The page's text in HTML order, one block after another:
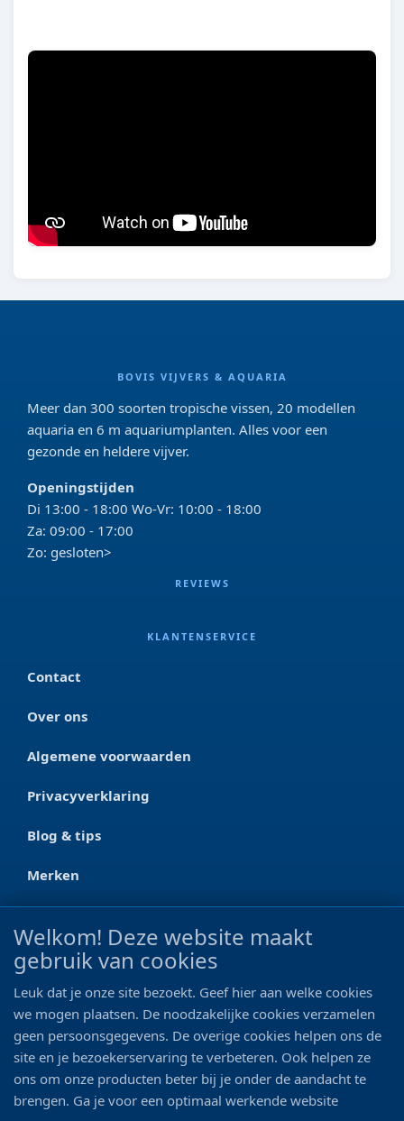
BOVIS VIJVERS & AQUARIA
Meer dan 300 soorten tropische vissen, 20 modellen
aquaria en 6 m aquariumplanten. Alles voor een
gezonde en heldere vijver.
Openingstijden
Di 13:00 - 18:00 Wo-Vr: 10:00 - 18:00
Za: 09:00 - 17:00
Zo: gesloten>
REVIEWS
KLANTENSERVICE
Contact
Over ons
Algemene voorwaarden
Privacyverklaring
Blog & tips
Merken
CONTACT
Ootmarsumseweg 125a
0546 - 622 990
06 - 11 19 81 42
info@bo-vis.nl
Welkom! Deze website maakt
gebruik van cookies
Leuk dat je onze site bezoekt. Geef hier aan welke cookies
we mogen plaatsen. De noodzakelijke cookies verzamelen
geen persoonsgegevens. De overige cookies helpen ons de
site en je bezoekerservaring te verbeteren. Ook helpen ze
ons om onze producten beter bij je onder de aandacht te
brengen. Ga je voor een optimaal werkende website